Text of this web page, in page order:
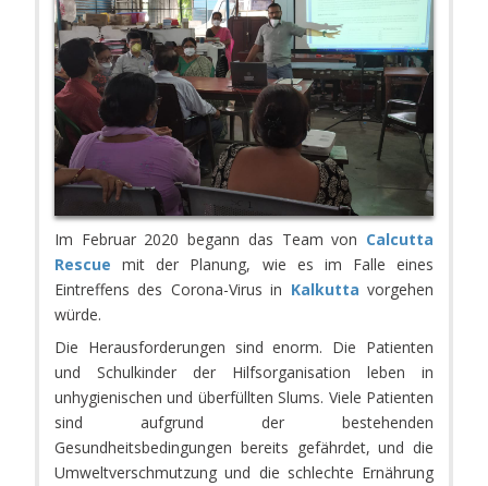
Im Februar 2020 begann das Team von Calcutta
Rescue mit der Planung, wie es im Falle eines
Eintreffens des Corona-Virus in Kalkutta vorgehen
würde.
Die Herausforderungen sind enorm. Die Patienten
und Schulkinder der Hilfsorganisation leben in
unhygienischen und überfüllten Slums. Viele Patienten
sind aufgrund der bestehenden
Gesundheitsbedingungen bereits gefährdet, und die
Umweltverschmutzung und die schlechte Ernährung